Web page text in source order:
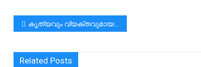
പോസ്റ്റുകളിലൂടെ
കൃത്യവും വ്യക്തവുമായ വാക്കുകൾ….. ഇതാണ് മുഖ്യമന്ത്രി വിജയ്| ജനങ്ങൾ ഒരുമയോടെ പറയുന്നു|TN
Related Posts